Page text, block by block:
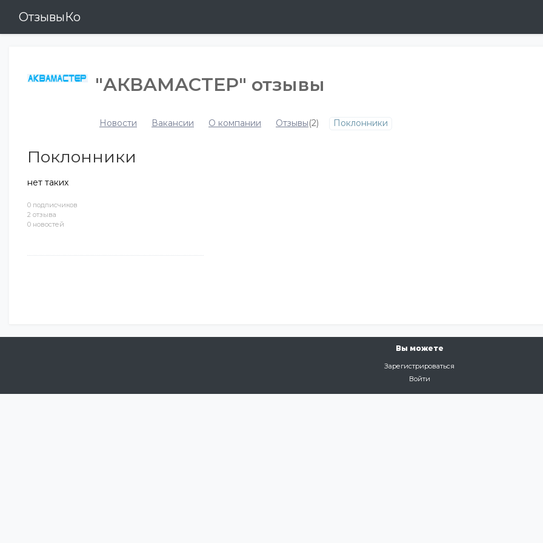
ОтзывыКо
0 подписчиков
2 отзыва
0 новостей
"АКВАМАСТЕР" отзывы
Новости Вакансии О компании Отзывы(2) Поклонники
Поклонники
нет таких
Вы можете
Зарегистрироваться
Войти